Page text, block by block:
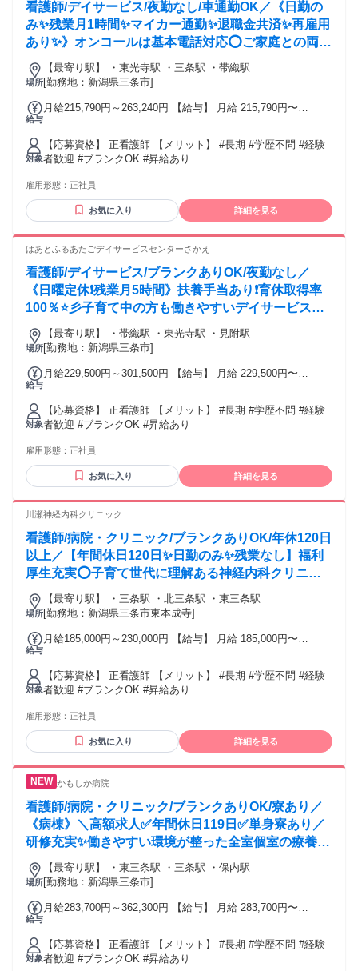
看護師/デイサービス/夜勤なし/車通勤OK／《日勤の
み✨残業月1時間✨マイカー通勤✨退職金共済✨再雇用
あり✨》オンコールは基本電話対応⭕ご家庭との両立
も目指して働ける高齢者福祉施設です❗️
場所
【最寄り駅】 ・東光寺駅 ・三条駅 ・帯織駅
[勤務地：新潟県三条市]
給与
月給215,790円～263,240円 【給与】 月給 215,790円〜
対象
【応募資格】 正看護師 【メリット】 #長期 #学歴不問 #経験
者歓迎 #ブランクOK #昇給あり
雇用形態： 正社員
お気に入り 詳細を見る
はあとふるあたごデイサービスセンターさかえ
看護師/デイサービス/ブランクありOK/夜勤なし／
《日曜定休❗️残業月5時間》扶養手当あり❗️育休取得率
100％⭐彡子育て中の方も働きやすいデイサービスセ
ンターのお仕事❗️
場所
【最寄り駅】 ・帯織駅 ・東光寺駅 ・見附駅
[勤務地：新潟県三条市]
給与
月給229,500円～301,500円 【給与】 月給 229,500円〜
対象
【応募資格】 正看護師 【メリット】 #長期 #学歴不問 #経験
者歓迎 #ブランクOK #昇給あり
雇用形態： 正社員
お気に入り 詳細を見る
川瀬神経内科クリニック
看護師/病院・クリニック/ブランクありOK/年休120日
以上／【年間休日120日✨日勤のみ✨残業なし】福利
厚生充実⭕子育て世代に理解ある神経内科クリニッ
ク✨
場所
【最寄り駅】 ・三条駅 ・北三条駅 ・東三条駅
[勤務地：新潟県三条市東本成寺]
給与
月給185,000円～230,000円 【給与】 月給 185,000円〜
対象
【応募資格】 正看護師 【メリット】 #長期 #学歴不問 #経験
者歓迎 #ブランクOK #昇給あり
雇用形態： 正社員
お気に入り 詳細を見る
かもしか病院
看護師/病院・クリニック/ブランクありOK/寮あり／
《病棟》＼高額求人✅️年間休日119日✅️単身寮あり／
研修充実✨働きやすい環境が整った全室個室の療養型
病院✨
場所
【最寄り駅】 ・東三条駅 ・三条駅 ・保内駅
[勤務地：新潟県三条市]
給与
月給283,700円～362,300円 【給与】 月給 283,700円〜
対象
【応募資格】 正看護師 【メリット】 #長期 #学歴不問 #経験
者歓迎 #ブランクOK #昇給あり